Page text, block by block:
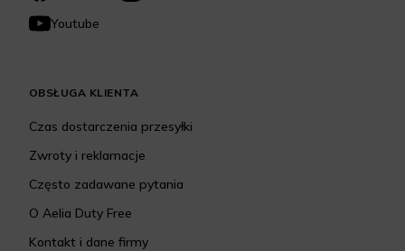
Youtube
OBSŁUGA KLIENTA
Czas dostarczenia przesyłki
Zwroty i reklamacje
Często zadawane pytania
O Aelia Duty Free
Kontakt i dane firmy